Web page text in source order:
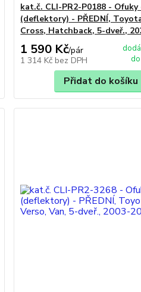
kat.č. CLI-PR2-P0188 - Ofuky
(deflektory) - PŘEDNÍ,
Cross, Hatchback, 5-dveř.,
1 590 Kč/pár
1 314 Kč bez DPH
Přidat do košíku